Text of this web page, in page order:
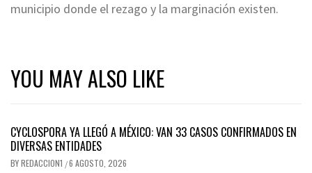
municipio donde el rezago y la marginación existen.
YOU MAY ALSO LIKE
CYCLOSPORA YA LLEGÓ A MÉXICO: VAN 33 CASOS CONFIRMADOS EN
DIVERSAS ENTIDADES
BYREDACCION1 /6 AGOSTO, 2026